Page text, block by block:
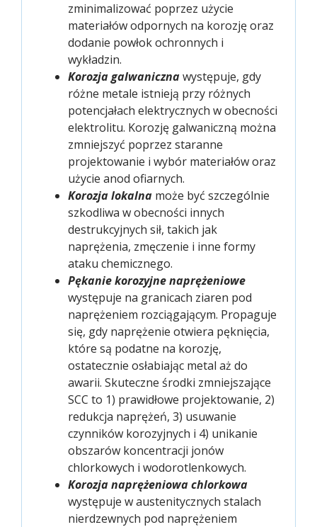
zminimalizować poprzez użycie
materiałów odpornych na korozję oraz
dodanie powłok ochronnych i
wykładzin.
Korozja galwanicznawystępuje, gdy
różne metale istnieją przy różnych
potencjałach elektrycznych w obecności
elektrolitu. Korozję galwaniczną można
zmniejszyć poprzez staranne
projektowanie i wybór materiałów oraz
użycie anod ofiarnych.
Korozja lokalna może być szczególnie
szkodliwa w obecności innych
destrukcyjnych sił, takich jak
naprężenia, zmęczenie i inne formy
ataku chemicznego.
Pękanie korozyjne naprężeniowe
występuje na granicach ziaren pod
naprężeniem rozciągającym. Propaguje
się, gdy naprężenie otwiera pęknięcia,
które są podatne na korozję,
ostatecznie osłabiając metal aż do
awarii. Skuteczne środki zmniejszające
SCC to 1) prawidłowe projektowanie, 2)
redukcja naprężeń, 3) usuwanie
czynników korozyjnych i 4) unikanie
obszarów koncentracji jonów
chlorkowych i wodorotlenkowych.
Korozja naprężeniowa chlorkowa
występuje w austenitycznych stalach
nierdzewnych pod naprężeniem